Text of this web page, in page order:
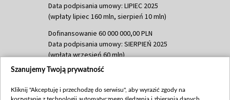
Data podpisania umowy: LIPIEC 2025
(wpłaty lipiec 160 mln, sierpień 10 mln)
Dofinansowanie 60 000 000,00 PLN
Data podpisania umowy: SIERPIEŃ 2025
(wpłata wrzesień 60 mln)
Dofinansowanie 635 783 051,21 PLN
(wpłata wrzesień 100 mln, październik 350
Szanujemy Twoją prywatność
Kliknij "Akceptuję i przechodzę do serwisu", aby wyrazić zgody na